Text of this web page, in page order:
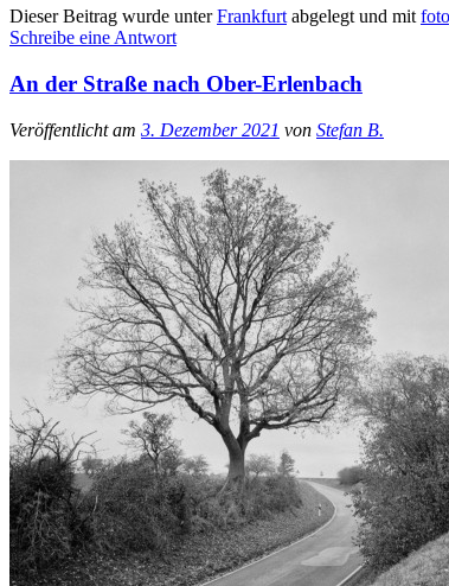
Dieser Beitrag wurde unterFrankfurt abgelegt und mit
Schreibe eine Antwort
An der Straße nach Ober-Erlenbach
Veröffentlicht am 3. Dezember 2021 von Stefan B.